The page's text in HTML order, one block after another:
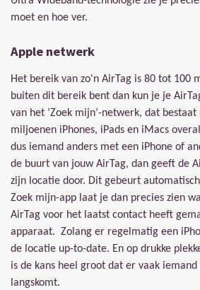
moet en hoe ver.
Apple netwerk
Het bereik van zo'n AirTag is 80 tot 100
buiten dit bereik bent dan kun je je
van het ‘Zoek mijn’-netwerk, dat
miljoenen iPhones, iPads en iMacs
dus iemand anders met een iPhone of
de buurt van jouw AirTag, dan geeft de
zijn locatie door. Dit gebeurt
Zoek mijn-app laat je dan precies zien
AirTag voor het laatst contact heeft
apparaat. Zolang er regelmatig een
de locatie up-to-date. En op drukke
is de kans heel groot dat er vaak
langskomt.